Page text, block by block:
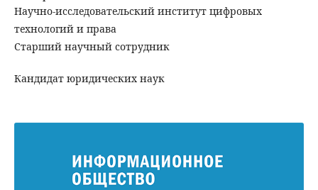
Научно-исследовательский институт цифровых
технологий и права
Cтарший научный сотрудник
Кандидат юридических наук